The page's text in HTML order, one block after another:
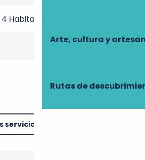
Arte, cultura y
Rutas de
4 Habitación(es)
servicios